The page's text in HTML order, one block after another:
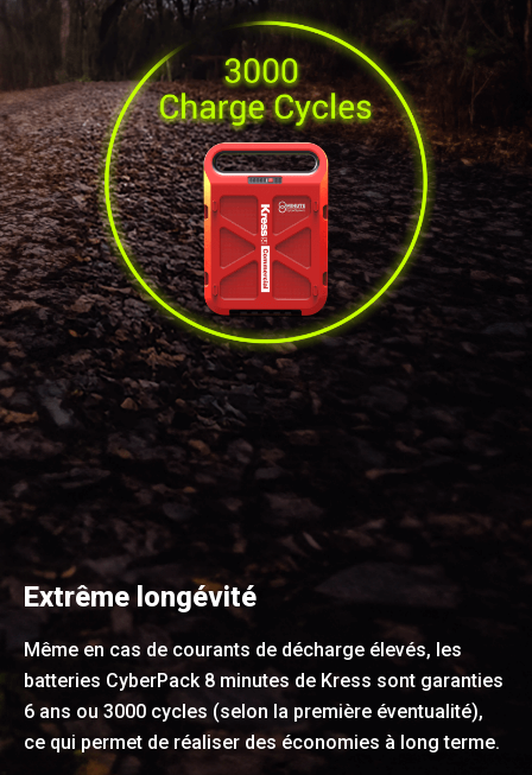
Extrême longévité
Même en cas de courants de décharge élevés, les
batteries CyberPack 8 minutes de Kress sont garanties
6 ans ou 3000 cycles (selon la première éventualité),
ce qui permet de réaliser des économies à long terme.